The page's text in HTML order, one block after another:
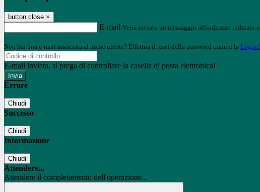
button close ×
E-mail Verrà inviato un messaggio all'indirizzo indicato
Non hai una e-mail associata al nome utente? Effettua il reset della password tramite la Login
E-mail inviata, si prega di controllare la casella di posta elettronica!
Errore
Chiudi
Successo
Chiudi
Informazione
Chiudi
Attendere...
Attendere il completamento dell'operazione...